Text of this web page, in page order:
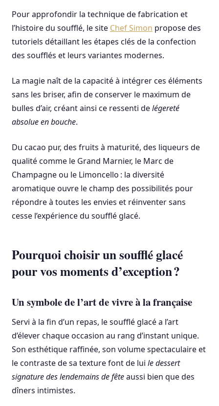
Pour approfondir la technique de fabrication et
l’histoire du soufflé, le site Chef Simon propose des
tutoriels détaillant les étapes clés de la confection
des soufflés et leurs variantes modernes.
La magie naît de la capacité à intégrer ces éléments
sans les briser, afin de conserver le maximum de
bulles d’air, créant ainsi ce ressenti delégereté
absolue en bouche.
Du cacao pur, des fruits à maturité, des liqueurs de
qualité comme le Grand Marnier, le Marc de
Champagne ou le Limoncello : la diversité
aromatique ouvre le champ des possibilités pour
répondre à toutes les envies et réinventer sans
cesse l’expérience du soufflé glacé.
Pourquoi choisir un soufflé glacé
pour vos moments d’exception ?
Un symbole de l’art de vivre à la française
Servi à la fin d’un repas, le soufflé glacé a l’art
d’élever chaque occasion au rang d’instant unique.
Son esthétique raffinée, son volume spectaculaire et
le contraste de sa texture font de lui le dessert
signature des lendemains de fêteaussi bien que des
dîners intimistes.